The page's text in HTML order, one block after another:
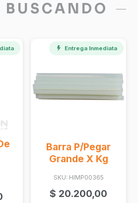
BUSCANDO
Entrega Inmediata
Barra P/Pegar
Grande X Kg
SKU: HIMP00365
$ 20.200,00